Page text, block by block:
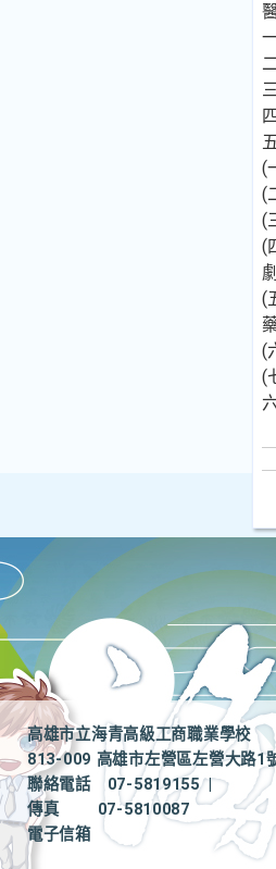
(
(
(
(
(
(
(
高雄市立海青高級工商職業學校
813-009 高雄市左營區左營大路1
聯絡電話
07-5819155
|
傳真
07-5810087
電子信箱